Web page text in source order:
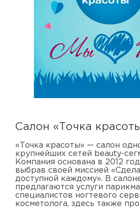
Салон «Точка
«Точка красоты» — салон
крупнейших сетей beauty-
Компания основана в 2012
выбрав своей миссией
доступной каждому». В
предлагаются услуги
специалистов ногтевого
косметолога, здесь также